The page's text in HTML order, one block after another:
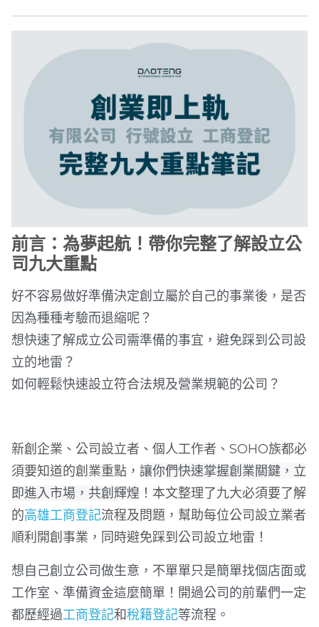
前言：為夢起航！帶你完整了解設立公
司九大重點
好不容易做好準備決定創立屬於自己的事業後，是否
因為種種考驗而退縮呢？
想快速了解成立公司需準備的事宜，避免踩到公司設
立的地雷？
如何輕鬆快速設立符合法規及營業規範的公司？
新創企業、公司設立者、個人工作者、SOHO族都必
須要知道的創業重點，讓你們快速掌握創業關鍵，立
即進入市場，共創輝煌 ！本文整理了九大必須要了解
的高雄工商登記流程及問題，幫助每位公司設立業者
順利開創事業，同時避免踩到公司設立地雷！
想自己創立公司做生意，不單單只是簡單找個店面或
工作室、準備資金這麼簡單！開過公司的前輩們一定
都歷經過工商登記和稅籍登記等流程。